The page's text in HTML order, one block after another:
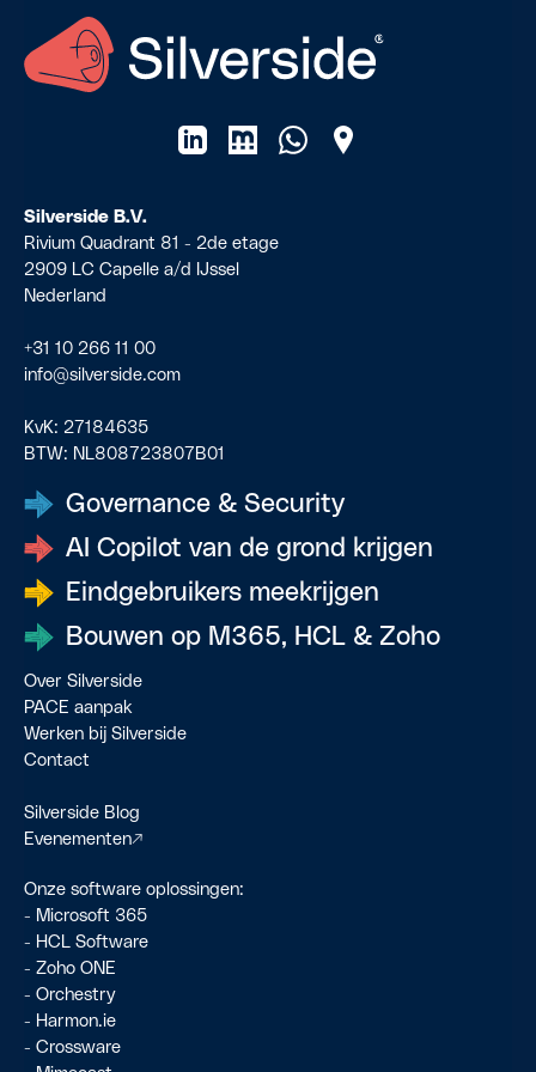
pilot.
nemen, ontstaat een omgeving waarin AI
waarde kan leveren zonder onnodige
risico's voor data, compliance of
Silverside B.V.
Rivium Quadrant 81 - 2de etage
2909 LC Capelle a/d IJssel
Nederland
+31 10 266 11 00
info@silverside.com
KvK: 27184635
BTW: NL808723807B01
Governance & Security
AI Copilot van de grond krijgen
Eindgebruikers meekrijgen
Bouwen op M365, HCL & Zoho
Over Silverside
PACE aanpak
Werken bij Silverside
Contact
Silverside Blog
Evenementen↗
Onze software oplossingen:
- Microsoft 365
- HCL Software
- Zoho ONE
- Orchestry
- Harmon.ie
- Crossware